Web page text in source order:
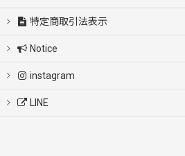
特定商取引法表示
Notice
instagram
LINE